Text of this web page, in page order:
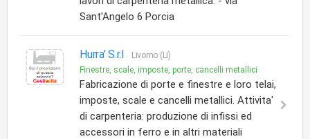
Sant'Angelo 6 Porcia
Hurra' S.r.l
Livorno (LI)
Finestre, scale, imposte, porte, cancelli metallici
Fabricazione di porte e finestre e loro telai,
imposte, scale e cancelli metallici. Attivita'
di carpenteria: produzione di infissi ed
accessori in ferro e in altri materiali